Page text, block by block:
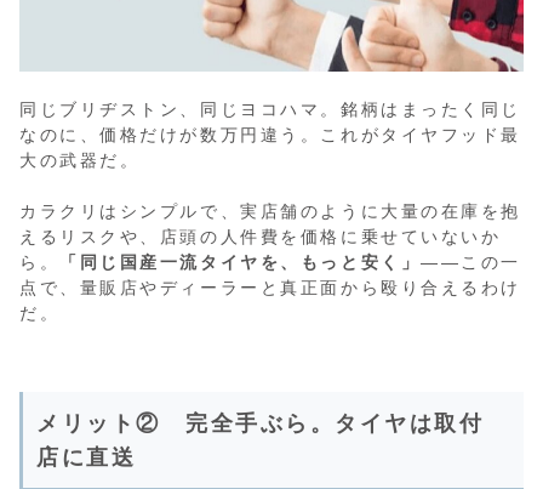
同じブリヂストン、同じヨコハマ。銘柄はまったく同じ
なのに、価格だけが数万円違う。これがタイヤフッド最
大の武器だ。
カラクリはシンプルで、実店舗のように大量の在庫を抱
えるリスクや、店頭の人件費を価格に乗せていないか
ら。
「同じ国産一流タイヤを、もっと安く」——この一
点で、量販店やディーラーと真正面から殴り合えるわけ
だ。
メリット② 完全手ぶら。タイヤは取付
店に直送